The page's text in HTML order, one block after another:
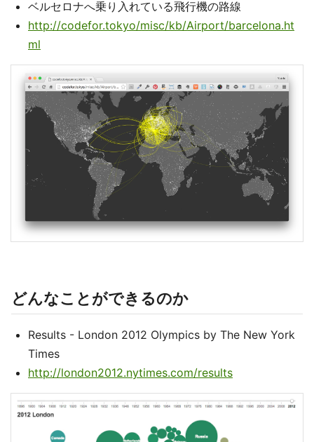
ベルセロナへ乗り入れている飛行機の路線
http://codefor.tokyo/misc/kb/Airport/barcelona.ht
ml
どんなことができるのか
Results - London 2012 Olympics by The New York
Times
http://london2012.nytimes.com/results